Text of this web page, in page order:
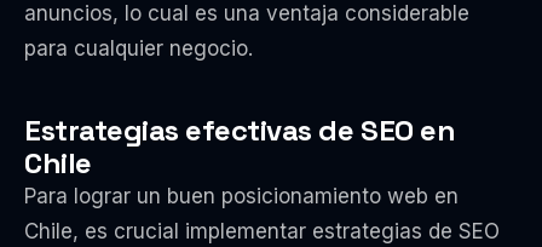
anuncios, lo cual es una ventaja considerable
para cualquier negocio.
Estrategias efectivas de SEO en
Chile
Para lograr un buen posicionamiento web en
Chile, es crucial implementar estrategias de SEO